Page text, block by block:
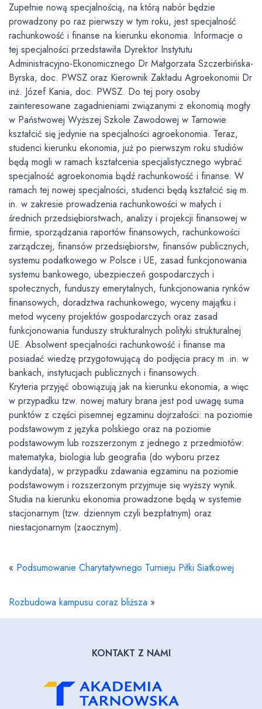
Zupełnie nową specjalnością, na którą nabór będzie
prowadzony po raz pierwszy w tym roku, jest specjalność
rachunkowość i finanse na kierunku ekonomia. Informacje o
tej specjalności przedstawiła Dyrektor Instytutu
Administracyjno-Ekonomicznego Dr Małgorzata Szczerbińska-
Byrska, doc. PWSZ oraz Kierownik Zakładu Agroekonomii Dr
inż. Józef Kania, doc. PWSZ. Do tej pory osoby
zainteresowane zagadnieniami związanymi z ekonomią mogły
w Państwowej Wyższej Szkole Zawodowej w Tarnowie
kształcić się jedynie na specjalności agroekonomia. Teraz,
studenci kierunku ekonomia, już po pierwszym roku studiów
będą mogli w ramach kształcenia specjalistycznego wybrać
specjalność agroekonomia bądź rachunkowość i finanse. W
ramach tej nowej specjalności, studenci będą kształcić się m.
in. w zakresie prowadzenia rachunkowości w małych i
średnich przedsiębiorstwach, analizy i projekcji finansowej w
firmie, sporządzania raportów finansowych, rachunkowości
zarządczej, finansów przedsiębiorstw, finansów publicznych,
systemu podatkowego w Polsce i UE, zasad funkcjonowania
systemu bankowego, ubezpieczeń gospodarczych i
społecznych, funduszy emerytalnych, funkcjonowania rynków
finansowych, doradztwa rachunkowego, wyceny majątku i
metod wyceny projektów gospodarczych oraz zasad
funkcjonowania funduszy strukturalnych polityki strukturalnej
UE. Absolwent specjalności rachunkowość i finanse ma
posiadać wiedzę przygotowującą do podjęcia pracy m .in. w
bankach, instytucjach publicznych i finansowych.
Kryteria przyjęć obowiązują jak na kierunku ekonomia, a więc
w przypadku tzw. nowej matury brana jest pod uwagę suma
punktów z części pisemnej egzaminu dojrzałości: na poziomie
podstawowym z języka polskiego oraz na poziomie
podstawowym lub rozszerzonym z jednego z przedmiotów:
matematyka, biologia lub geografia (do wyboru przez
kandydata), w przypadku zdawania egzaminu na poziomie
podstawowym i rozszerzonym przyjmuje się wyższy wynik.
Studia na kierunku ekonomia prowadzone będą w systemie
stacjonarnym (tzw. dziennym czyli bezpłatnym) oraz
niestacjonarnym (zaocznym).
« Podsumowanie Charytatywnego Turnieju Piłki Siatkowej
Rozbudowa kampusu coraz bliższa »
KONTAKT Z NAMI